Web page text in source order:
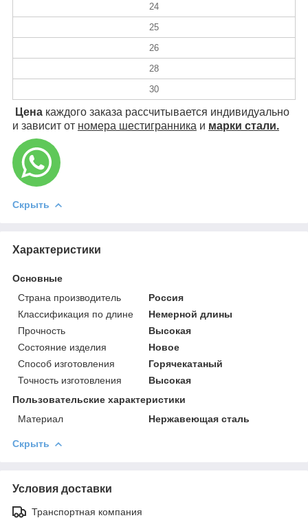
24
25
26
28
30
Цена каждого заказа рассчитывается индивидуально
и зависит от номера шестигранника и марки стали.
Скрыть
Характеристики
Основные
Страна производитель
Россия
Классификация по длине
Немерной длины
Прочность
Высокая
Состояние изделия
Новое
Способ изготовления
Горячекатаный
Точность изготовления
Высокая
Пользовательские характеристики
Материал
Нержавеющая сталь
Скрыть
Условия доставки
Транспортная компания